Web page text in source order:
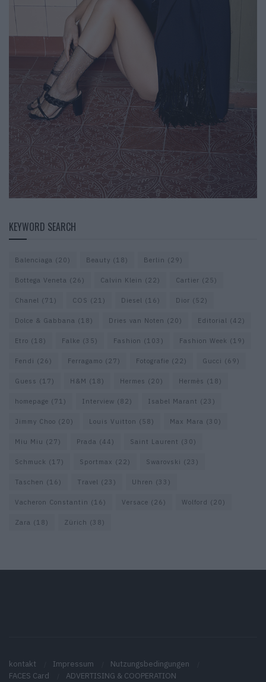
KEYWORD SEARCH
Balenciaga (20) Beauty (18) Berlin (29)
Bottega Veneta (26) Calvin Klein (22) Cartier (25)
Chanel (71) COS (21) Diesel (16) Dior (52)
Dolce & Gabbana (18) Dries van Noten (20) Editorial (42)
Etro (18) Falke (35) Fashion (103) Fashion Week (19)
Fendi (26) Ferragamo (27) Fotografie (22) Gucci (69)
Guess (17) H&M (18) Hermes (20) Hermès (18)
homepage (71) Interview (82) Isabel Marant (23)
Jimmy Choo (20) Louis Vuitton (58) Max Mara (30)
Miu Miu (27) Prada (44) Saint Laurent (30)
Schmuck (17) Sportmax (22) Swarovski (23)
Taschen (16) Travel (23) Uhren (33)
Vacheron Constantin (16) Versace (26) Wolford (20)
Zara (18) Zürich (38)
kontakt Impressum
Nutzungsbedingungen
FACES Card
ADVERTISING & COOPERATION